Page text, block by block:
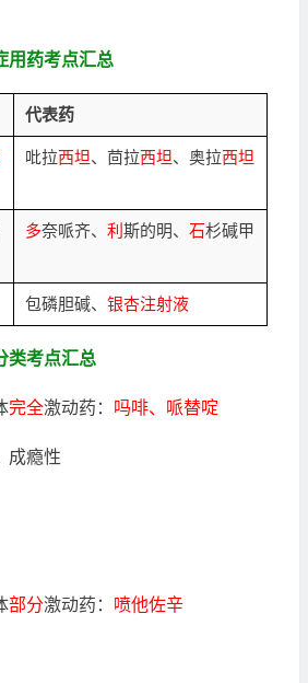
用药考点汇总
代表药
吡拉西坦、茴拉西坦、奥拉西坦
多奈哌齐、 利 斯的明、 石杉碱甲
包磷胆碱、 银杏注射液
类考点汇总
完全激动药： 吗啡、哌替啶
成瘾性
部分激动药： 喷他佐辛